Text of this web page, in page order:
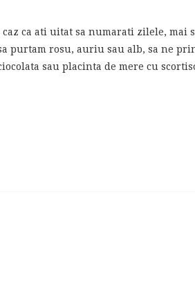
caz ca ati uitat sa numarati zilele, mai
purtam rosu, auriu sau alb, sa ne
sau placinta de mere cu